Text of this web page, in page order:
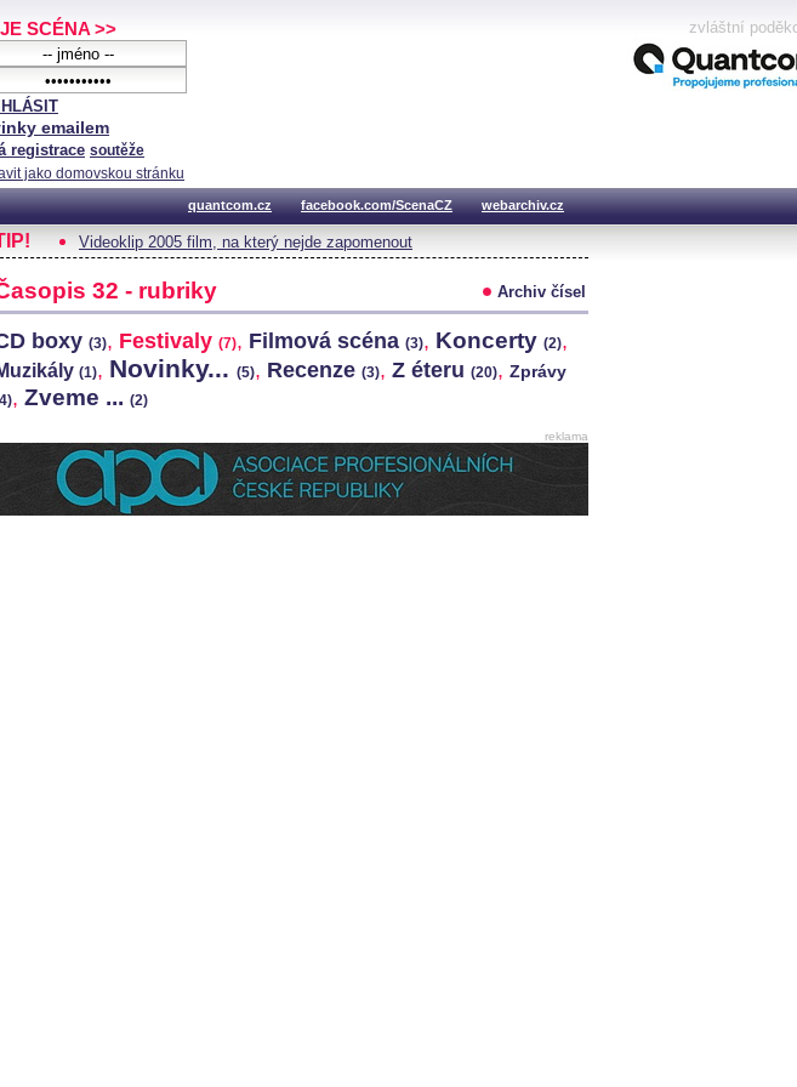
SCÉNA >>
emailem
registrace soutěže
jako domovskou stránku
zvláštní
quantcom.cz facebook.com/ScenaCZ webarchiv.cz
Videoklip 2005 film, na který nejde zapomenout
32 - rubriky Archiv čísel
boxy (3), Festivaly (7), Filmová scéna (3), Koncerty (2),
(1), Novinky... (5), Recenze (3), Z éteru (20), Zprávy
, Zveme ... (2)
reklama